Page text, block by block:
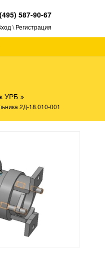
587-90-67
\ Регистрация
УРБ
2Д-18.010-001